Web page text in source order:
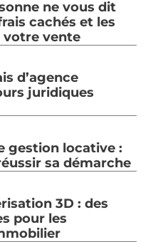
ne vous dit
cachés et les
vente
d’agence
juridiques
gestion locative :
sa démarche
3D : des
pour les